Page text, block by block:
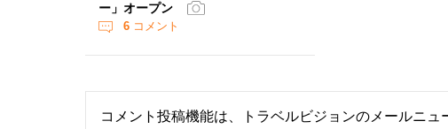
ー」オープン
6 コメント
コメント投稿機能は、トラベルビジョンのメールニュ